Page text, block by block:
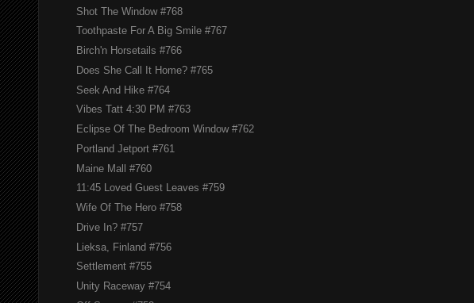
Shot The Window #768
Toothpaste For A Big Smile #767
Birch'n Horsetails #766
Does She Call It Home? #765
Seek And Hike #764
Vibes Tatt 4:30 PM #763
Eclipse Of The Bedroom Window #762
Portland Jetport #761
Maine Mall #760
11:45 Loved Guest Leaves #759
Wife Of The Hero #758
Drive In? #757
Lieksa, Finland #756
Settlement #755
Unity Raceway #754